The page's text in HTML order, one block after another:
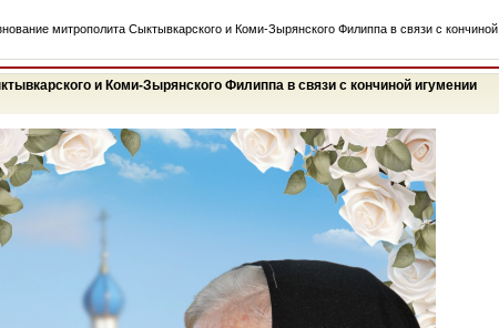
митрополита Сыктывкарского и Коми-Зырянского Филиппа в связи с кончиной
и Коми-Зырянского Филиппа в связи с кончиной игумении